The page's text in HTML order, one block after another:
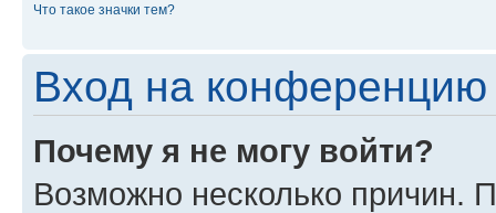
Что такое значки тем?
Вход на конференцию
Почему я не могу войти?
Возможно несколько причин.